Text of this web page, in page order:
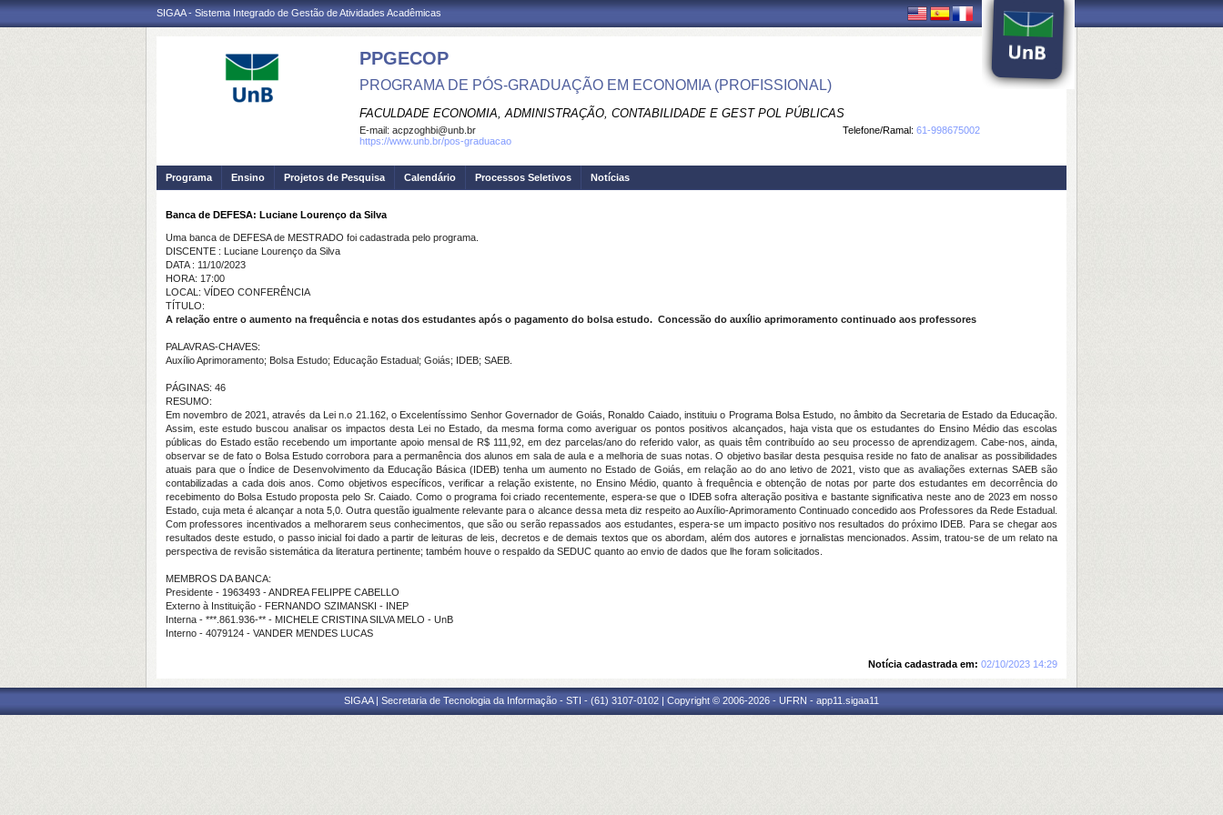
SIGAA - Sistema Integrado de Gestão de Atividades Acadêmicas
PPGECOP
PROGRAMA DE PÓS-GRADUAÇÃO EM ECONOMIA (PROFISSIONAL)
FACULDADE ECONOMIA, ADMINISTRAÇÃO, CONTABILIDADE E GEST POL PÚBLICAS
Telefone/Ramal: 61-998675002
E-mail: acpzoghbi@unb.br
https://www.unb.br/pos-graduacao
Programa Ensino Projetos de Pesquisa Calendário Processos Seletivos Notícias
Banca de DEFESA: Luciane Lourenço da Silva
Uma banca de DEFESA de MESTRADO foi cadastrada pelo programa.
DISCENTE : Luciane Lourenço da Silva
DATA : 11/10/2023
HORA: 17:00
LOCAL: VÍDEO CONFERÊNCIA
TÍTULO:
A relação entre o aumento na frequência e notas dos estudantes após o pagamento do bolsa estudo. Concessão do auxílio aprimoramento continuado aos professores
PALAVRAS-CHAVES:
Auxílio Aprimoramento; Bolsa Estudo; Educação Estadual; Goiás; IDEB; SAEB.
PÁGINAS: 46
RESUMO:
Em novembro de 2021, através da Lei n.o 21.162, o Excelentíssimo Senhor Governador de Goiás, Ronaldo Caiado, instituiu o Programa Bolsa Estudo, no âmbito da Secretaria de Estado da Educação.
Assim, este estudo buscou analisar os impactos desta Lei no Estado, da mesma forma como averiguar os pontos positivos alcançados, haja vista que os estudantes do Ensino Médio das escolas
públicas do Estado estão recebendo um importante apoio mensal de R$ 111,92, em dez parcelas/ano do referido valor, as quais têm contribuído ao seu processo de aprendizagem. Cabe-nos, ainda,
observar se de fato o Bolsa Estudo corrobora para a permanência dos alunos em sala de aula e a melhoria de suas notas. O objetivo basilar desta pesquisa reside no fato de analisar as possibilidades
atuais para que o Índice de Desenvolvimento da Educação Básica (IDEB) tenha um aumento no Estado de Goiás, em relação ao do ano letivo de 2021, visto que as avaliações externas SAEB são
contabilizadas a cada dois anos. Como objetivos específicos, verificar a relação existente, no Ensino Médio, quanto à frequência e obtenção de notas por parte dos estudantes em decorrência do
recebimento do Bolsa Estudo proposta pelo Sr. Caiado. Como o programa foi criado recentemente, espera-se que o IDEB sofra alteração positiva e bastante significativa neste ano de 2023 em nosso
Estado, cuja meta é alcançar a nota 5,0. Outra questão igualmente relevante para o alcance dessa meta diz respeito ao Auxílio-Aprimoramento Continuado concedido aos Professores da Rede Estadual.
Com professores incentivados a melhorarem seus conhecimentos, que são ou serão repassados aos estudantes, espera-se um impacto positivo nos resultados do próximo IDEB. Para se chegar aos
resultados deste estudo, o passo inicial foi dado a partir de leituras de leis, decretos e de demais textos que os abordam, além dos autores e jornalistas mencionados. Assim, tratou-se de um relato na
perspectiva de revisão sistemática da literatura pertinente; também houve o respaldo da SEDUC quanto ao envio de dados que lhe foram solicitados.
MEMBROS DA BANCA:
Presidente - 1963493 - ANDREA FELIPPE CABELLO
Externo à Instituição - FERNANDO SZIMANSKI - INEP
Interna - ***.861.936-** - MICHELE CRISTINA SILVA MELO - UnB
Interno - 4079124 - VANDER MENDES LUCAS
Notícia cadastrada em: 02/10/2023 14:29
SIGAA | Secretaria de Tecnologia da Informação - STI - (61) 3107-0102 | Copyright © 2006-2026 - UFRN - app11.sigaa11